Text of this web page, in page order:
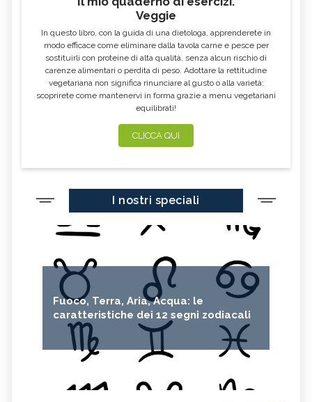
Veggie
In questo libro, con la guida di una dietologa, apprenderete in
modo efficace come eliminare dalla tavola carne e pesce per
sostituirli con proteine di alta qualità, senza alcun rischio di
carenze alimentari o perdita di peso. Adottare la rettitudine
vegetariana non significa rinunciare al gusto o alla varietà:
scoprirete come mantenervi in forma grazie a menu vegetariani
equilibrati!
CLICCA QUI
I nostri speciali
Fuoco, Terra, Aria, Acqua: le
caratteristiche dei 12 segni zodiacali